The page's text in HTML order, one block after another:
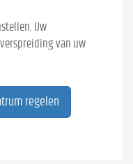
Uw
van uw
regelen